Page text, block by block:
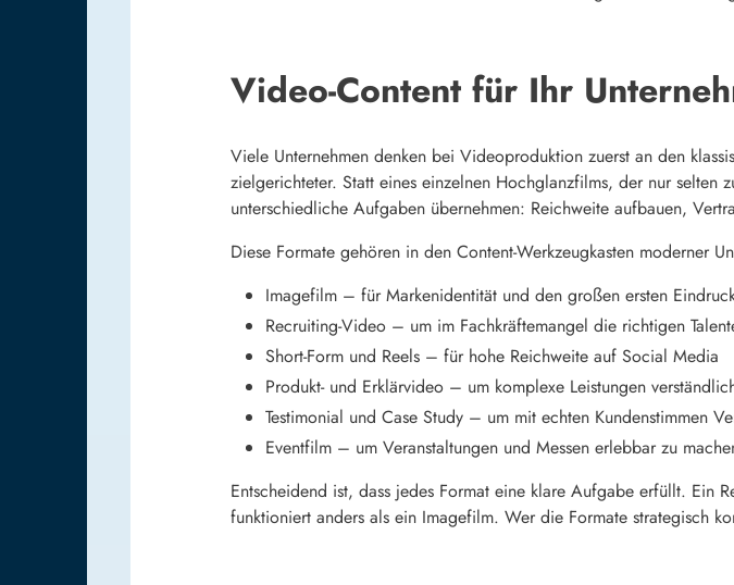
Video-Content für Ihr
Viele Unternehmen denken bei Videoproduktion zuerst an den
zielgerichteter. Statt eines einzelnen Hochglanzfilms, der nur selten
unterschiedliche Aufgaben übernehmen: Reichweite aufbauen,
Diese Formate gehören in den Content-Werkzeugkasten moderner
Imagefilm – für Markenidentität und den großen ersten
Recruiting-Video – um im Fachkräftemangel die richtigen
Short-Form und Reels – für hohe Reichweite auf Social Media
Produkt- und Erklärvideo – um komplexe Leistungen
Testimonial und Case Study – um mit echten Kundenstimmen
Eventfilm – um Veranstaltungen und Messen erlebbar zu
Entscheidend ist, dass jedes Format eine klare Aufgabe erfüllt. Ein
funktioniert anders als ein Imagefilm. Wer die Formate strategisch